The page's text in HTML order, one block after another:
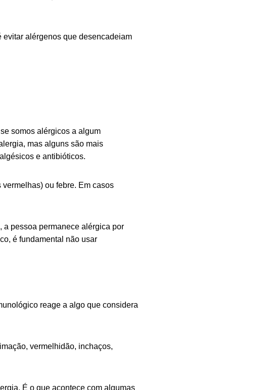
evitar alérgenos que desencadeiam
somos alérgicos a algum
mas alguns são mais
e antibióticos.
vermelhas) ou febre. Em casos
a pessoa permanece alérgica por
é fundamental não usar
reage a algo que considera
vermelhidão, inchaços,
É o que acontece com algumas